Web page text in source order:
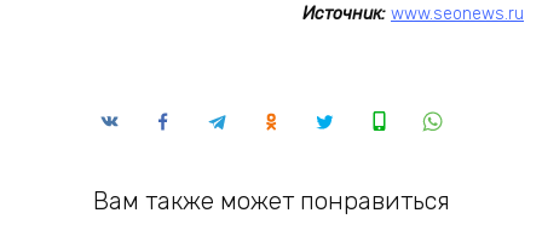
Источник: www.seonews.ru
Вам также может понравиться